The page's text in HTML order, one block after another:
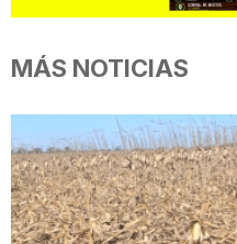
MÁS NOTICIAS